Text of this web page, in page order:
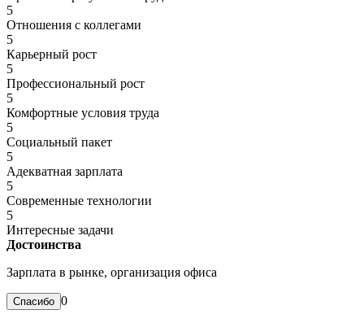
5
Отношения с коллегами
5
Карьерный рост
5
Профессиональный рост
5
Комфортные условия труда
5
Социальный пакет
5
Адекватная зарплата
5
Современные технологии
5
Интересные задачи
Достоинства
Зарплата в рынке, организация офиса
0